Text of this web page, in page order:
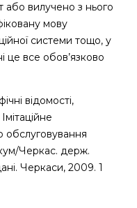
або вилучено з нього
мову
системи тощо, у
це все обов’язково
відомості,
Черкас. держ.
Черкаси, 2009. 1